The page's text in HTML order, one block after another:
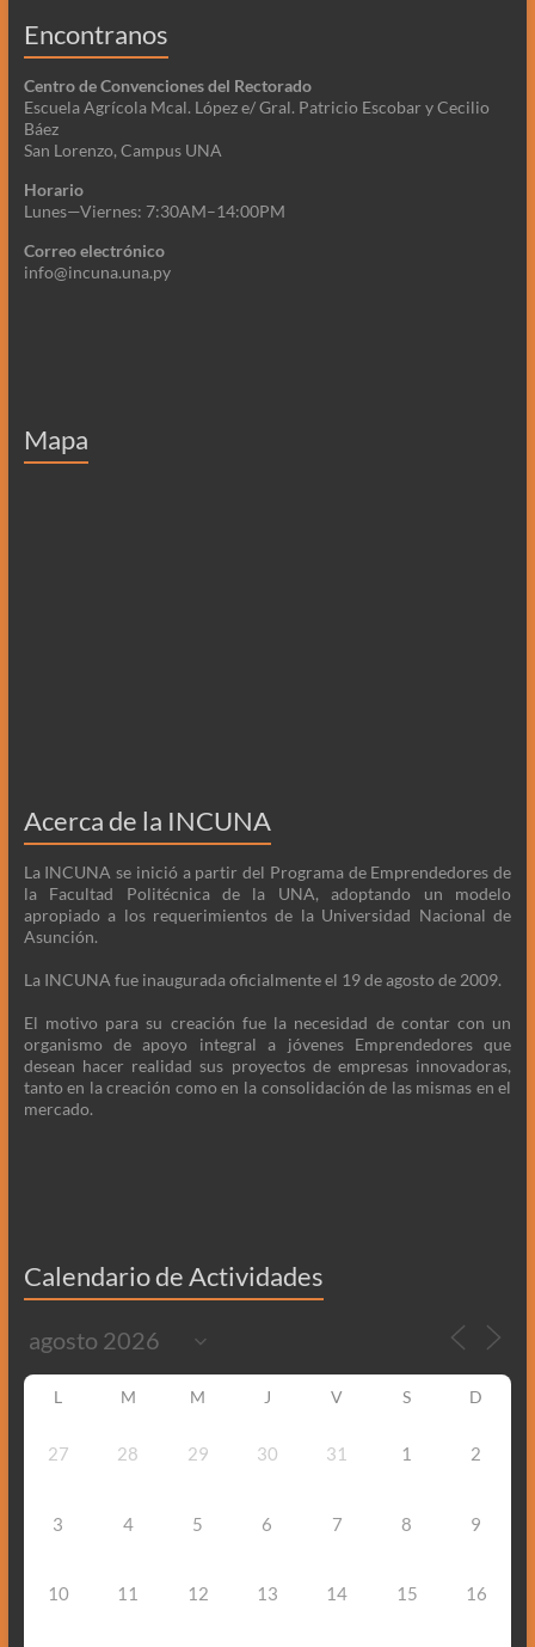
Encontranos
Centro de Convenciones del Rectorado
Escuela Agrícola Mcal. López e/ Gral. Patricio Escobar y Cecilio
Báez
San Lorenzo, Campus UNA
Horario
Lunes—Viernes: 7:30AM–14:00PM
Correo electrónico
info@incuna.una.py
Mapa
Acerca de la INCUNA
La INCUNA se inició a partir del Programa de Emprendedores de
la Facultad Politécnica de la UNA, adoptando un modelo
apropiado a los requerimientos de la Universidad Nacional de
Asunción.
La INCUNA fue inaugurada oficialmente el 19 de agosto de 2009.
El motivo para su creación fue la necesidad de contar con un
organismo de apoyo integral a jóvenes Emprendedores que
desean hacer realidad sus proyectos de empresas innovadoras,
tanto en la creación como en la consolidación de las mismas en el
mercado.
Calendario de Actividades
L M M J V S D
27 28 29 30 31 1 2
3 4 5 6 7 8 9
10 11 12 13 14 15 16